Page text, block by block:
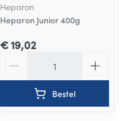
Heparon
Heparon Junior 400g
€ 19,02
Bestel